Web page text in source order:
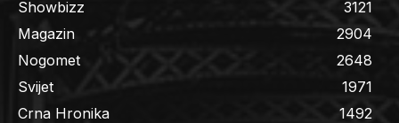
Showbizz
3121
Magazin
2904
Nogomet
2648
Svijet
1971
Crna Hronika
1492